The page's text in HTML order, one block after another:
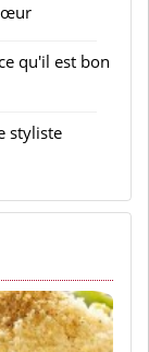
qu'il est bon
styliste